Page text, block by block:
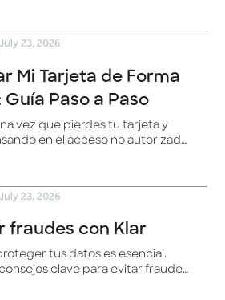
July 23, 2026
Mi Tarjeta de Forma
Guía Paso a Paso
vez que pierdes tu tarjeta y
en el acceso no autorizado
te ofrecemos una guía paso
tu tarjeta de forma rápida
July 23, 2026
fraudes con Klar
tus datos es esencial.
clave para evitar fraudes